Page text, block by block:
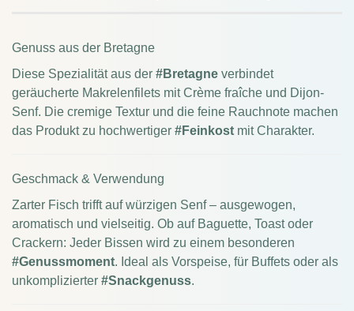
Genuss aus der Bretagne
Diese Spezialität aus der #Bretagne verbindet
geräucherte Makrelenfilets mit Crème fraîche und Dijon-
Senf. Die cremige Textur und die feine Rauchnote machen
das Produkt zu hochwertiger #Feinkost mit Charakter.
Geschmack & Verwendung
Zarter Fisch trifft auf würzigen Senf – ausgewogen,
aromatisch und vielseitig. Ob auf Baguette, Toast oder
Crackern: Jeder Bissen wird zu einem besonderen
#Genussmoment. Ideal als Vorspeise, für Buffets oder als
unkomplizierter #Snackgenuss.